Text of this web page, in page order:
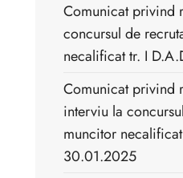
Comunicat privind
concursul de
necalificat tr. I
Comunicat privind
interviu la
muncitor
30.01.2025